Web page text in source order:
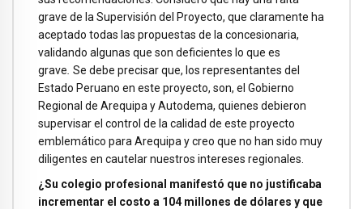
grave de la Supervisión del Proyecto, que claramente ha
aceptado todas las propuestas de la concesionaria,
validando algunas que son deficientes lo que es
grave Se debe precisar que, los representantes del
Estado Peruano en este proyecto, son, el Gobierno
Regional de Arequipa y Autodema, quienes debieron
supervisar el control de la calidad de este proyecto
emblemático para Arequipa y creo que no han sido muy
diligentes en cautelar nuestros intereses regionales.
¿Su colegio profesional manifestó que no justificaba
incrementar el costo a 104 millones de dólares y que